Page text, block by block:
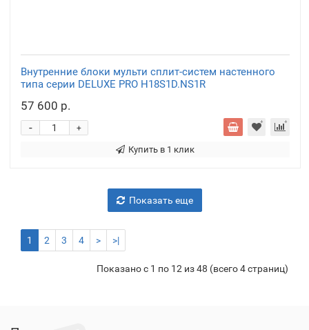
Внутренние блоки мульти сплит-систем настенного
типа серии DELUXE PRO H18S1D.NS1R
57 600 р.
+
-
Купить в 1 клик
Показать еще
1 2 3 4 > >|
Показано с 1 по 12 из 48 (всего 4 страниц)